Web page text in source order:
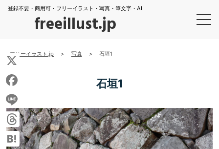
登録不要・商用可・フリーイラスト・写真・筆文字・AI
freeillust.jp
フリーイラスト.jp > 写真 > 石垣1
石垣1
X
Facebook
Line
Threads